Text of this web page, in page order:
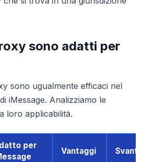
sono adatti per
sono ugualmente efficaci nel
iMessage. Analizziamo le
loro applicabilità.
per
Vantaggi